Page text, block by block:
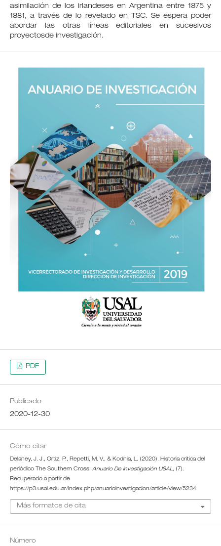
asimilación de los irlandeses en Argentina entre 1875 y
1881, a través de lo revelado en TSC. Se espera poder
abordar las otras líneas editoriales en sucesivos
proyectosde investigación.
PDF
Publicado
2020-12-30
Cómo citar
Delaney, J. J., Ortiz, P., Repetti, M. V., & Kodnia, L. (2020). Historia critica del
periódico The Southern Cross. Anuario De Investigación USAL, (7).
Recuperado a partir de
https://p3.usal.edu.ar/index.php/anuarioinvestigacion/article/view/5234
Más formatos de cita
Número